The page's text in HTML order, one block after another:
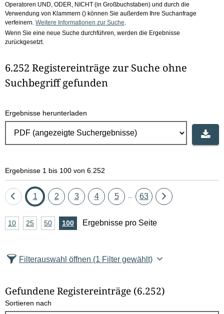
Operatoren UND, ODER, NICHT (in Großbuchstaben) und durch die
Verwendung von Klammern () können Sie außerdem Ihre Suchanfrage
verfeinern. Weitere Informationen zur Suche
Wenn Sie eine neue Suche durchführen, werden die Ergebnisse
zurückgesetzt.
6.252 Registereinträge zur Suche ohne
Suchbegriff gefunden
Ergebnisse herunterladen
Ergebnisse 1 bis 100 von 6.252
Eine
zurück
Seite
1 Seite
2 Seite
3 Seite
4 Seite
5 Seite
63
Eine
A
z
l
E
10Ergebnisse
25Ergebnisse
50Ergebnisse
100Ergebnisse
Ergebnisse pro Seite
Filterauswahl öffnen (1 Filter gewählt)
Gefundene Registereinträge (6.252)
Sortieren nach